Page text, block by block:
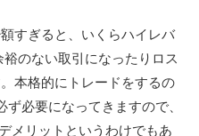
すぎると、いくらハイレバ
のない取引になったりロス
本格的にトレードをするの
必要になってきますので、
メリットというわけでもあ